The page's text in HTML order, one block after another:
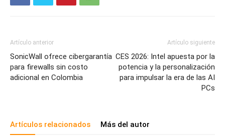
Artículo anterior
SonicWall ofrece cibergarantía
para firewalls sin costo
adicional en Colombia
Artículo siguiente
CES 2026: Intel apuesta por la
potencia y la personalización
para impulsar la era de las AI
PCs
Artículos relacionados Más del autor